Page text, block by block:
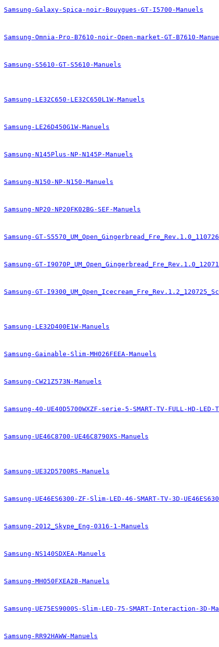
Samsung-Galaxy-Spica-noir-Bouygues-GT-I5700-Manuels
Samsung-Omnia-Pro-B7610-noir-Open-market-GT-B7610-
Samsung-S5610-GT-S5610-Manuels
Samsung-LE32C650-LE32C650L1W-Manuels
Samsung-LE26D450G1W-Manuels
Samsung-N145Plus-NP-N145P-Manuels
Samsung-N150-NP-N150-Manuels
Samsung-NP20-NP20FK02BG-SEF-Manuels
Samsung-GT-
Samsung-GT-
Samsung-GT-
Samsung-LE32D400E1W-Manuels
Samsung-Gainable-Slim-MH026FEEA-Manuels
Samsung-CW21Z573N-Manuels
Samsung-40-UE40D5700WXZF-serie-5-SMART-TV-FULL-HD-LED-
Samsung-UE46C8700-UE46C8790XS-Manuels
Samsung-UE32D5700RS-Manuels
Samsung-UE46ES6300-ZF-Slim-LED-46-SMART-TV-3D-
Samsung-2012_Skype_Eng-0316-1-Manuels
Samsung-NS140SDXEA-Manuels
Samsung-MH050FXEA2B-Manuels
Samsung-UE75ES9000S-Slim-LED-75-SMART-Interaction-3D-
Samsung-RR92HAWW-Manuels